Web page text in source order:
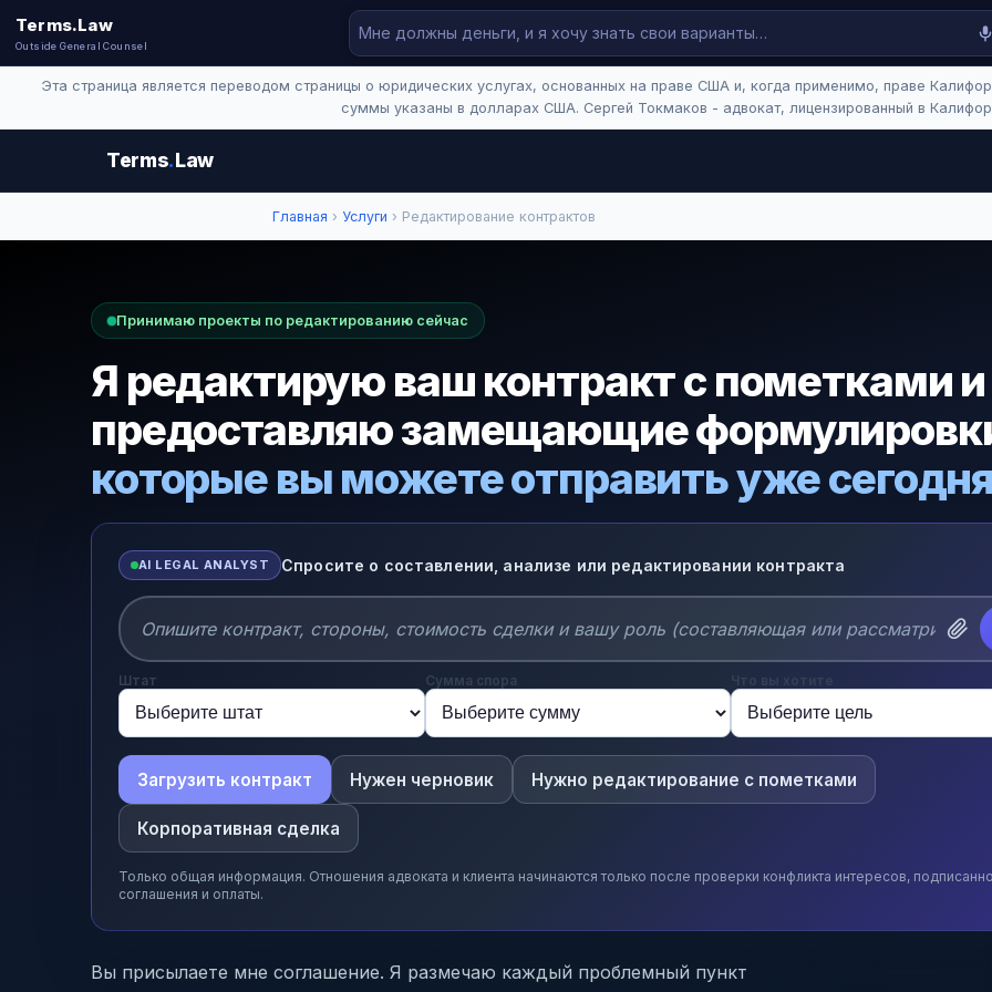
Terms.Law
Outside General Counsel
Эта страница является переводом страницы о юридических услугах, основанных на праве США и, когда применимо, праве
суммы указаны в долларах США. Сергей Токмаков - адвокат, лицензированный в
Terms.Law
Главная › Услуги › Редактирование контрактов
Принимаю проекты по редактированию сейчас
Я редактирую ваш контракт с пометками и
предоставляю замещающие
которые вы можете отправить уже
AI LEGAL ANALYST Спросите о составлении, анализе или редактировании контракта
Штат Сумма спора Что вы хотите
Загрузить контракт Нужен черновик Нужно редактирование с пометками
Корпоративная сделка
Только общая информация. Отношения адвоката и клиента начинаются только после проверки конфликта интересов,
соглашения и оплаты.
Вы присылаете мне соглашение. Я размечаю каждый проблемный пункт